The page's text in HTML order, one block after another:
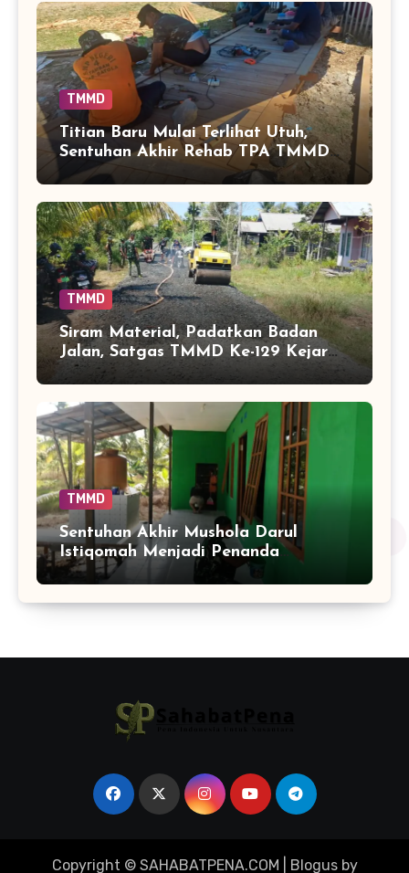
TMMD
Titian Baru Mulai Terlihat Utuh,
Sentuhan Akhir Rehab TPA TMMD
Perkuat Akses Warga di Tamban
Bangun
TMMD
Siram Material, Padatkan Badan
Jalan, Satgas TMMD Ke-129 Kejar
Kualitas Akses Desa Tamban
Bangun
TMMD
Sentuhan Akhir Mushola Darul
Istiqomah Menjadi Penanda
Hadirnya Ruang Ibadah yang Lebih
Copyright © SAHABATPENA.COM Blogusby